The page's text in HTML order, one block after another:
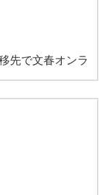
移先で文春オンラ